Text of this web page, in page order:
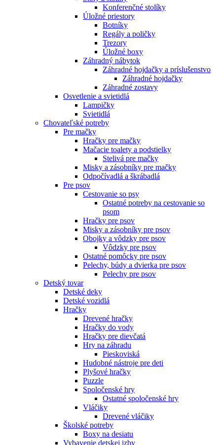
Konferenčné stolíky
Úložné priestory
Botníky
Regály a poličky
Trezory
Úložné boxy
Záhradný nábytok
Záhradné hojdačky a príslušenstvo
Záhradné hojdačky
Záhradné zostavy
Osvetlenie a svietidlá
Lampičky
Svietidlá
Chovateľské potreby
Pre mačky
Hračky pre mačky
Mačacie toalety a podstielky
Stelivá pre mačky
Misky a zásobníky pre mačky
Odpočívadlá a škrábadlá
Pre psov
Cestovanie so psy
Ostatné potreby na cestovanie so
psom
Hračky pre psov
Misky a zásobníky pre psov
Obojky a vôdzky pre psov
Vôdzky pre psov
Ostatné pomôcky pre psov
Pelechy, búdy a dvierka pre psov
Pelechy pre psov
Detský tovar
Detské deky
Detské vozidlá
Hračky
Drevené hračky
Hračky do vody
Hračky pre dievčatá
Hry na záhradu
Pieskoviská
Hudobné nástroje pre deti
Plyšové hračky
Puzzle
Spoločenské hry
Ostatné spoločenské hry
Vláčiky
Drevené vláčiky
Školské potreby
Boxy na desiatu
Vybavenie detskej izby